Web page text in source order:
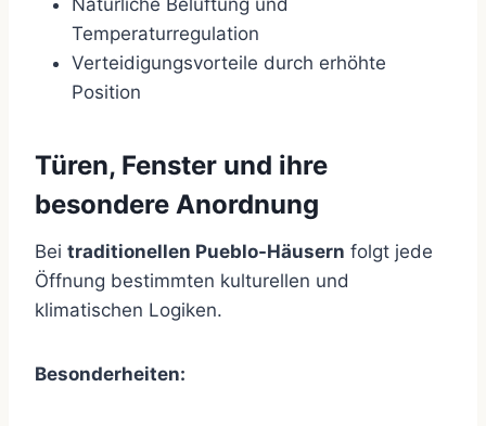
Natürliche Belüftung und
Temperaturregulation
Verteidigungsvorteile durch erhöhte
Position
Türen, Fenster und ihre
besondere Anordnung
Bei traditionellen Pueblo-Häusern folgt jede
Öffnung bestimmten kulturellen und
klimatischen Logiken.
Besonderheiten: